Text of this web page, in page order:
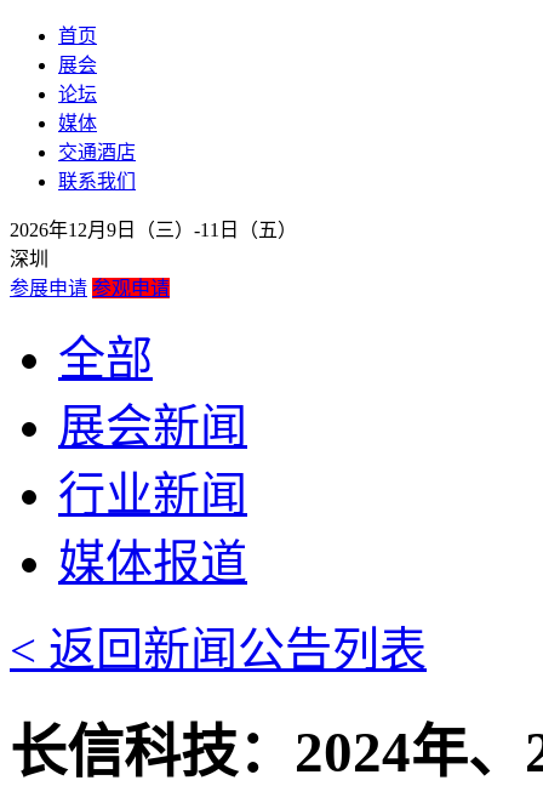
首页
展会
论坛
媒体
交通酒店
联系我们
2026年12月9日（三）-11日（五）
深圳
参展申请 参观申请
全部
展会新闻
行业新闻
媒体报道
< 返回新闻公告列表
长信科技：2024年